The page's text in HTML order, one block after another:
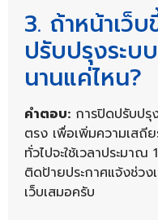
3. ถ้าหน้าเว็
ปรับปรุงระ
นานแค่ไหน?
คำตอบ: การปิดปรับปรุ
ตรง เพื่อเพิ่มความเสถี
ทั่วไปจะใช้เวลาประมา
ติดป้ายประกาศแจ้งช่วง
เว็บเสมอครับ